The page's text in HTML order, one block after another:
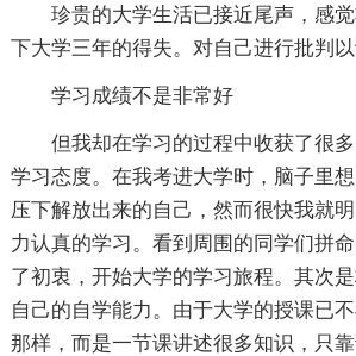
珍贵的大学生活已接近尾声，感
下大学三年的得失。对自己进行批判以
学习成绩不是非常好
但我却在学习的过程中收获了很
学习态度。在我考进大学时，脑子里
压下解放出来的自己，然而很快我就
力认真的学习。看到周围的同学们拼
了初衷，开始大学的学习旅程。其次
自己的自学能力。由于大学的授课已
那样，而是一节课讲述很多知识，只